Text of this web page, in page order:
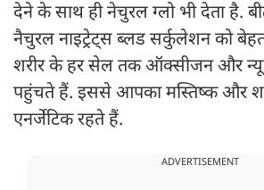
देने के साथ ही नेचुरल ग्लो भी देता है.
नैचुरल नाइट्रेट्स ब्लड सर्कुलेशन को
शरीर के हर सेल तक ऑक्सीजन और
पहुंचते हैं. इससे आपका मस्तिष्क और
एनर्जेटिक रहते हैं.
ADVERTISEMENT